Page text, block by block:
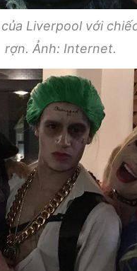
Liverpool với
rợn. Ảnh: Internet.